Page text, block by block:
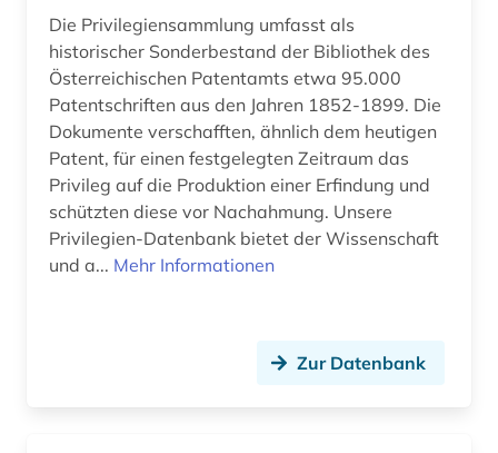
kulturwissenschaften (2)
kunst (1)
lexikon (2)
literatur (2)
literaturen und kulturen (2)
matthias i (1)
Slowakei (17)
Slowenien (14)
Spanien (1)
Suedosteuropa (11)
Tschechische Republik (18)
Tuerkei (1)
Die Privilegiensammlung umfasst als
historischer Sonderbestand der Bibliothek des
Österreichischen Patentamts etwa 95.000
Patentschriften aus den Jahren 1852-1899. Die
Dokumente verschafften, ähnlich dem heutigen
Patent, für einen festgelegten Zeitraum das
Privileg auf die Produktion einer Erfindung und
schützten diese vor Nachahmung. Unsere
Privilegien-Datenbank bietet der Wissenschaft
und a... Mehr Informationen
Zur Datenbank